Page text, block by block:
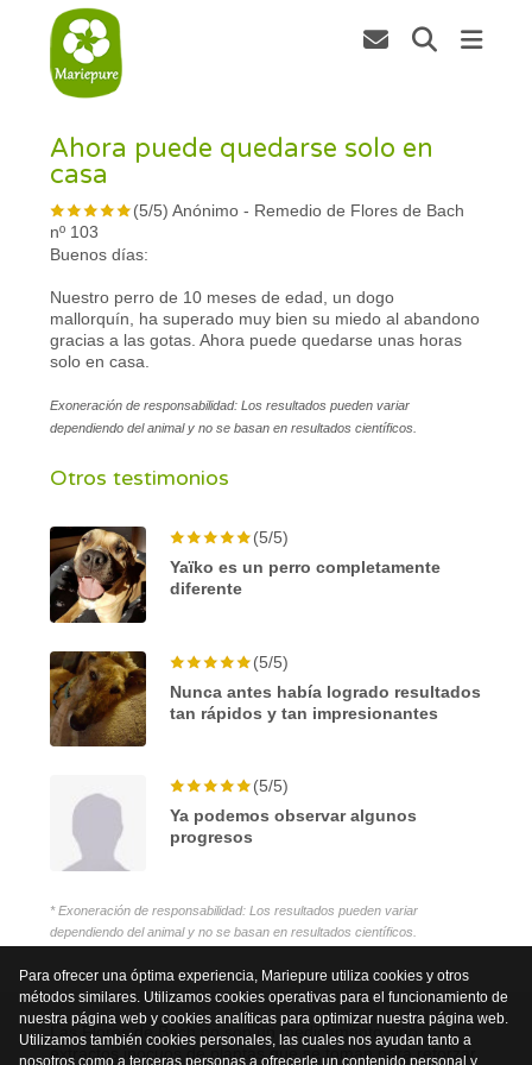
Ahora puede quedarse solo en
casa
(5/5)Anónimo - Remedio de Flores de Bach
nº 103
Buenos días:
Nuestro perro de 10 meses de edad, un dogo
mallorquín, ha superado muy bien su miedo al abandono
gracias a las gotas. Ahora puede quedarse unas horas
solo en casa.
Exoneración de responsabilidad: Los resultados pueden variar
dependiendo del animal y no se basan en resultados científicos.
Otros testimonios
(5/5)
Yaïko es un perro completamente
diferente
(5/5)
Nunca antes había logrado resultados
tan rápidos y tan impresionantes
(5/5)
Ya podemos observar algunos
progresos
* Exoneración de responsabilidad: Los resultados pueden variar
dependiendo del animal y no se basan en resultados científicos.
Para ofrecer una óptima experiencia, Mariepure utiliza cookies y otros
métodos similares. Utilizamos cookies operativas para el funcionamiento de
nuestra página web y cookies analíticas para optimizar nuestra página web.
Utilizamos también cookies personales, las cuales nos ayudan tanto a
nosotros como a terceras personas a ofrecerle un contenido personal y
Las Flores de Bach no son un medicamento sino
extractos inocuos de plantas que se toman para reforzar